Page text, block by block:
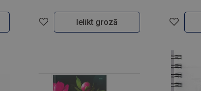
Ielikt grozā